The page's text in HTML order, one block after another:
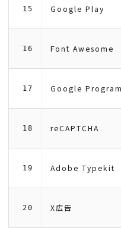
15 Google Play
16 Font Awesome
17 Google
18 reCAPTCHA
19 Adobe Typekit
20 X広告